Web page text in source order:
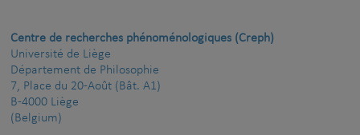
Centre de recherches phénoménologiques (Creph)
Université de Liège
Département de Philosophie
7, Place du 20-Août (Bât. A1)
B-4000 Liège
(Belgium)